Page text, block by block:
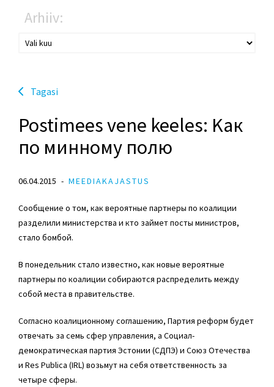
Arhiiv:
Tagasi
Postimees vene keeles: Kак
по минному полю
06.04.2015 MEEDIAKAJASTUS
Сообщение о том, как вероятные партнеры по коалиции
разделили министерства и кто займет посты министров,
стало бомбой.
В понедельник стало известно, как новые вероятные
партнеры по коалиции собираются распределить между
собой места в правительстве.
Согласно коалиционному соглашению, Партия реформ будет
отвечать за семь сфер управления, а Социал-
демократическая партия Эстонии (СДПЭ) и Союз Отечества
и Res Publica (IRL) возьмут на себя ответственность за
четыре сферы.